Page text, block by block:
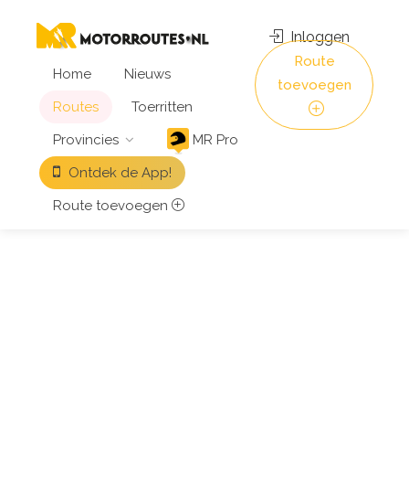
Home
Nieuws
Routes
Toerritten
Provincies
MR Pro
Ontdek de App!
Route toevoegen
Inloggen
Route
toevoegen